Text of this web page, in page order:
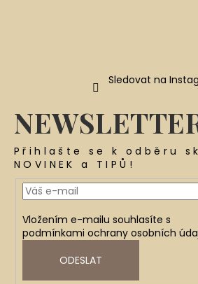
Sledovat na
Přihlašte se k odběru
NOVINEK a TIPŮ!
Vložením e-mailu souhlasíte s
podmínkami ochrany osobních
ODESLAT